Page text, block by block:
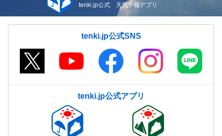
tenki.jp公式 天気予報アプリ
tenki.jp公式SNS
tenki.jp公式アプリ